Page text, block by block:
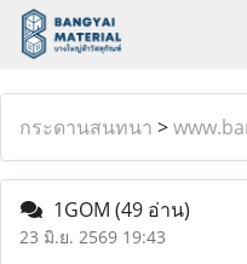
กระดานสนทนา >
1GOM (49 อ่าน)
23 มิ.ย. 2569 19:43